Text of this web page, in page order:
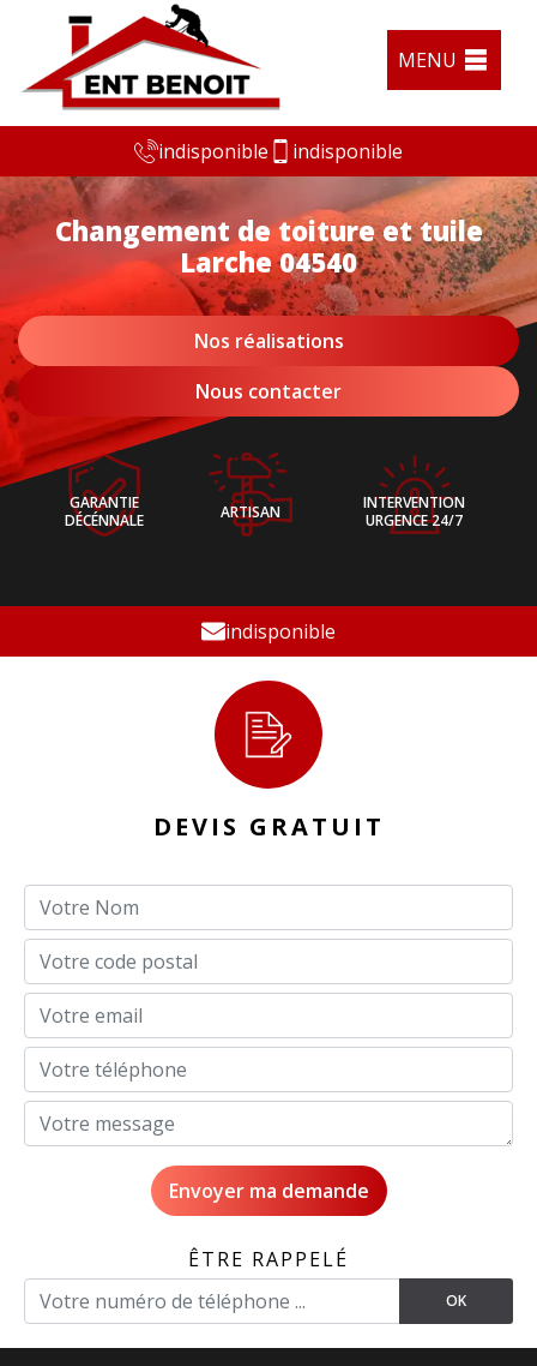
MENU
indisponible indisponible
Changement de toiture et tuile
Larche 04540
Nos réalisations
Nous contacter
GARANTIE
DÉCÉNNALE
ARTISAN
INTERVENTION
URGENCE 24/7
indisponible
DEVIS GRATUIT
ÊTRE RAPPELÉ